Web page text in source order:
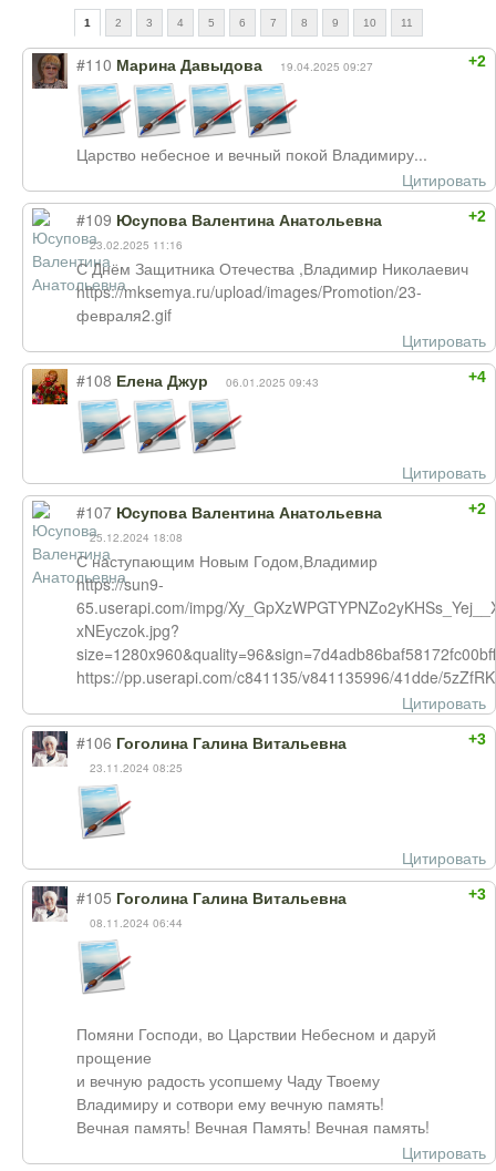
1 2 3 4 5 6 7 8 9 10 11
+2
#110 Марина Давыдова 19.04.2025 09:27
Царство небесное и вечный покой Владимиру...
Цитировать
+2
#109 Юсупова Валентина Анатольевна
23.02.2025 11:16
С Днём Защитника Отечества ,Владимир Николаевич
https://mksemya.ru/upload/images/Promotion/23-
февраля2.gif
Цитировать
+4
#108 Елена Джур 06.01.2025 09:43
Цитировать
+2
#107 Юсупова Валентина Анатольевна
25.12.2024 18:08
С наступающим Новым Годом,Владимир
https://sun9-
65.userapi.com/impg/
xNEyczok.jpg?
https://pp.userapi.com/c841135/v841135996/41dde/
Цитировать
+3
#106 Гоголина Галина Витальевна
23.11.2024 08:25
Цитировать
+3
#105 Гоголина Галина Витальевна
08.11.2024 06:44
Помяни Господи, во Царствии Небесном и даруй
прощение
и вечную радость усопшему Чаду Твоему
Владимиру и сотвори ему вечную память!
Вечная память! Вечная Память! Вечная память!
Цитировать